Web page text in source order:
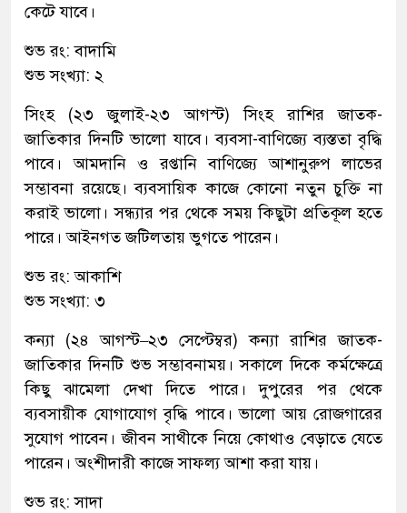
কেটে যাবে।
শুভ রং: বাদামি
শুভ সংখ্যা: ২
সিংহ (২৩ জুলাই-২৩ আগস্ট) সিংহ রাশির জাতক-
জাতিকার দিনটি ভালো যাবে। ব্যবসা-বাণিজ্যে ব্যস্ততা বৃদ্ধি
পাবে। আমদানি ও রপ্তানি বাণিজ্যে আশানুরুপ লাভের
সম্ভাবনা রয়েছে। ব্যবসায়িক কাজে কোনো নতুন চুক্তি না
করাই ভালো। সন্ধ্যার পর থেকে সময় কিছুটা প্রতিকূল হতে
পারে। আইনগত জটিলতায় ভুগতে পারেন।
শুভ রং: আকাশি
শুভ সংখ্যা: ৩
কন্যা (২৪ আগস্ট–২৩ সেপ্টেম্বর) কন্যা রাশির জাতক-
জাতিকার দিনটি শুভ সম্ভাবনাময়। সকালে দিকে কর্মক্ষেত্রে
কিছু ঝামেলা দেখা দিতে পারে। দুপুরের পর থেকে
ব্যবসায়ীক যোগাযোগ বৃদ্ধি পাবে। ভালো আয় রোজগারের
সুযোগ পাবেন। জীবন সাথীকে নিয়ে কোথাও বেড়াতে যেতে
পারেন। অংশীদারী কাজে সাফল্য আশা করা যায়।
শুভ রং: সাদা